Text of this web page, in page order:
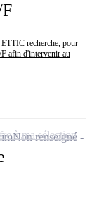
recherche, pour
F afin d'intervenir au
Non renseigné
à ma sélection